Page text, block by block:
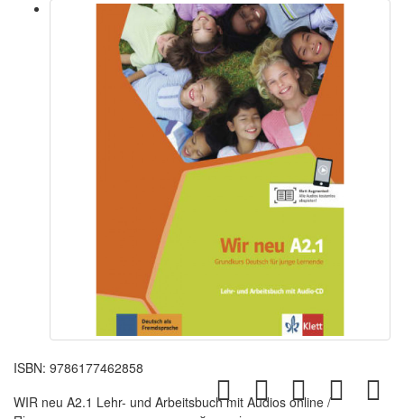
ISBN: 9786177462858
WIR neu A2.1 Lehr- und Arbeitsbuch mit Audios online /